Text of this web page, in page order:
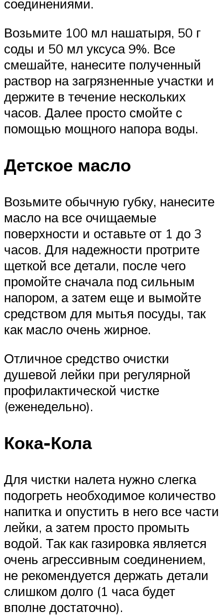
соединениями.
Возьмите 100 мл нашатыря, 50 г
соды и 50 мл уксуса 9%. Все
смешайте, нанесите полученный
раствор на загрязненные участки и
держите в течение нескольких
часов. Далее просто смойте с
помощью мощного напора воды.
Детское масло
Возьмите обычную губку, нанесите
масло на все очищаемые
поверхности и оставьте от 1 до 3
часов. Для надежности протрите
щеткой все детали, после чего
промойте сначала под сильным
напором, а затем еще и вымойте
средством для мытья посуды, так
как масло очень жирное.
Отличное средство очистки
душевой лейки при регулярной
профилактической чистке
(еженедельно).
Кока-Кола
Для чистки налета нужно слегка
подогреть необходимое количество
напитка и опустить в него все части
лейки, а затем просто промыть
водой. Так как газировка является
очень агрессивным соединением,
не рекомендуется держать детали
слишком долго (1 часа будет
вполне достаточно).